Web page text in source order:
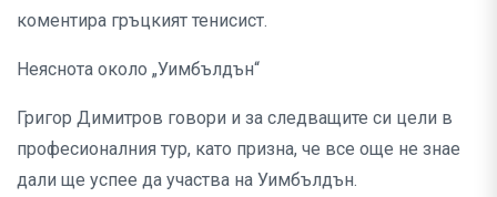
коментира гръцкият тенисист.
Неяснота около „Уимбълдън“
Григор Димитров говори и за следващите си цели в
професионалния тур, като призна, че все още не знае
дали ще успее да участва на Уимбълдън.